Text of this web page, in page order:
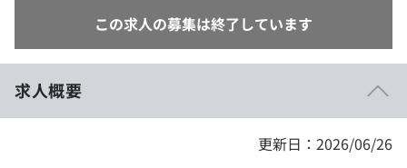
この求人の募集は終了しています
求人概要
更新日：2026/06/26